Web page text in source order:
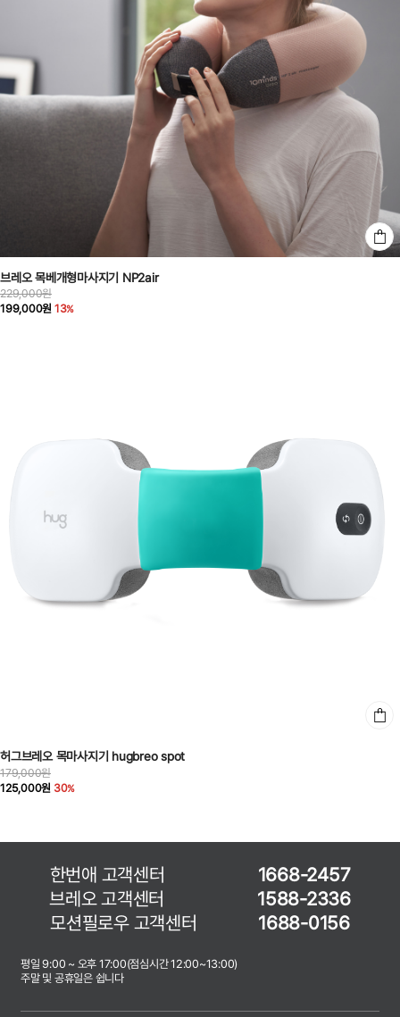
브레오 목베개형마사지기 NP2air
229,000원
199,000원 13
허그브레오 목마사지기 hugbreo spot
179,000원
125,000원 30
한번애 고객센터
1668-2457
브레오 고객센터
1588-2336
모션필로우 고객센터
1688-0156
평일 9:00 ~ 오후 17:00(점심시간 12:00~13:00)
주말 및 공휴일은 쉽니다